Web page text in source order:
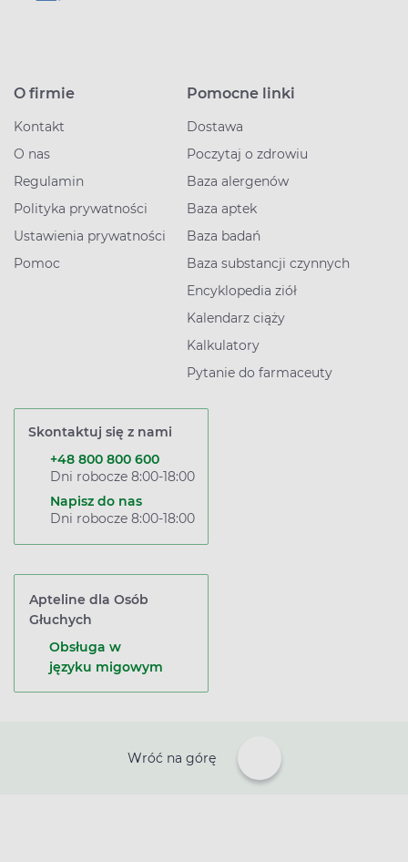
O firmie
Kontakt
O nas
Regulamin
Polityka prywatności
Ustawienia prywatności
Pomoc
Pomocne linki
Dostawa
Poczytaj o zdrowiu
Baza alergenów
Baza aptek
Baza badań
Baza substancji czynnych
Encyklopedia ziół
Kalendarz ciąży
Kalkulatory
Pytanie do farmaceuty
Skontaktuj się z nami
+48 800 800 600
Dni robocze 8:00-18:00
Napisz do nas
Dni robocze 8:00-18:00
Apteline dla Osób
Głuchych
Obsługa w
języku migowym
Wróć na górę